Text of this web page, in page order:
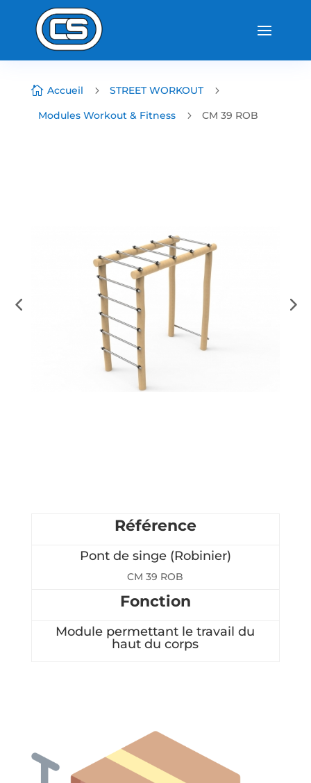
 Accueil 5 STREET WORKOUT
5
Modules Workout & Fitness
5 CM 39 ROB
Référence
Pont de singe (Robinier)
CM 39 ROB
Fonction
Module permettant le travail du
haut du corps